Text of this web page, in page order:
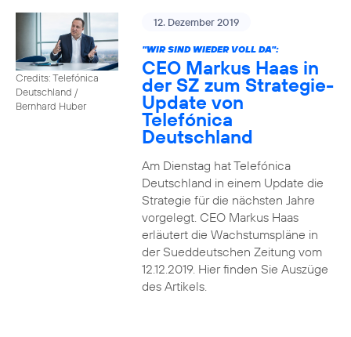
Credits: Telefónica
Deutschland /
Bernhard Huber
12. Dezember 2019
"WIR SIND WIEDER VOLL DA":
CEO Markus Haas in
der SZ zum Strategie-
Update von
Telefónica
Deutschland
Am Dienstag hat Telefónica
Deutschland in einem Update die
Strategie für die nächsten Jahre
vorgelegt. CEO Markus Haas
erläutert die Wachstumspläne in
der Sueddeutschen Zeitung vom
12.12.2019. Hier finden Sie Auszüge
des Artikels.